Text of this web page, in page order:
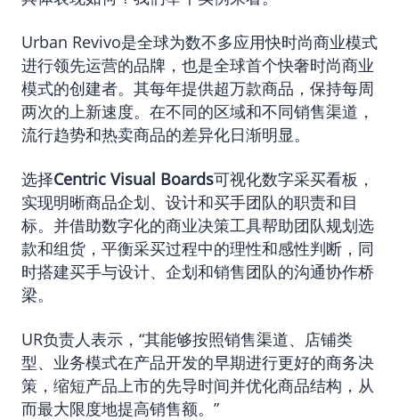
Urban Revivo是全球为数不多应用快时尚商业模式
进行领先运营的品牌，也是全球首个快奢时尚商业
模式的创建者。其每年提供超万款商品，保持每周
两次的上新速度。在不同的区域和不同销售渠道，
流行趋势和热卖商品的差异化日渐明显。
选择Centric Visual Boards可视化数字采买看板，
实现明晰商品企划、设计和买手团队的职责和目
标。并借助数字化的商业决策工具帮助团队规划选
款和组货，平衡采买过程中的理性和感性判断，同
时搭建买手与设计、企划和销售团队的沟通协作桥
梁。
UR负责人表示，“其能够按照销售渠道、店铺类
型、业务模式在产品开发的早期进行更好的商务决
策，缩短产品上市的先导时间并优化商品结构，从
而最大限度地提高销售额。”